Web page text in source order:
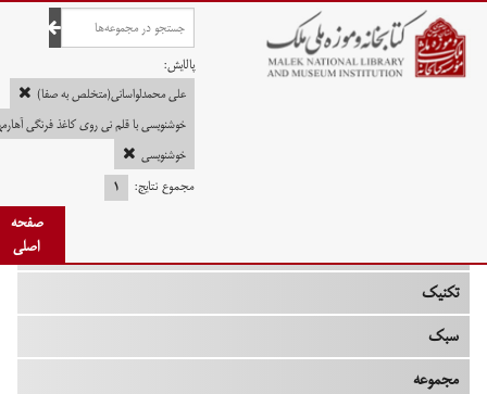
صفحه اصلی
پالایش:
علی محمدلواسانی(متخلص به صفا)
خوشنویسی با قلم نی روی کاغذ فرنگی
خوشنویسی
مجموع نتایج:
۱
صفحه
اصلی
تکنیک
سبک
مجموعه